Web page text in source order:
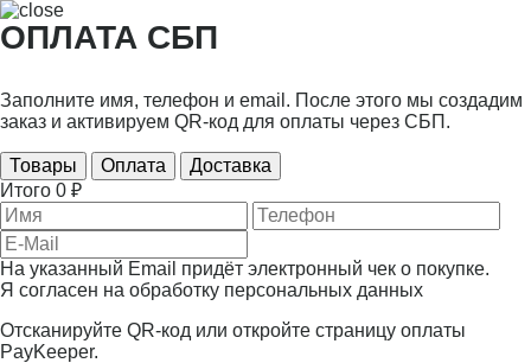
ОПЛАТА СБП
Заполните имя, телефон и email. После этого мы создадим
заказ и активируем QR-код для оплаты через СБП.
Товары Оплата
Доставка
Итого 0 ₽
На указанный Email придёт электронный чек о покупке.
Я согласен на обработку персональных данных
Отсканируйте QR-код или откройте страницу оплаты
PayKeeper.